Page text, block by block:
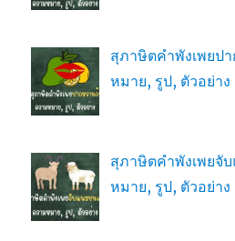
สุภาษิตคำพังเพยป
หมาย, รูป, ตัวอย่าง
สุภาษิตคำพังเพยจั
หมาย, รูป, ตัวอย่าง